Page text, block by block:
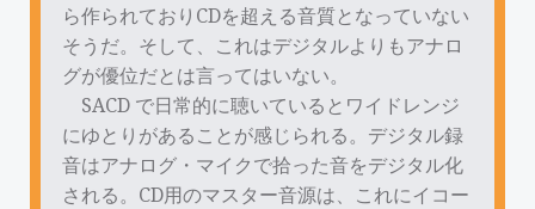
ら作られておりCDを超える音質となっていない
そうだ。そして、これはデジタルよりもアナロ
グが優位だとは言ってはいない。
SACD で日常的に聴いているとワイドレンジ
にゆとりがあることが感じられる。デジタル録
音はアナログ・マイクで拾った音をデジタル化
される。CD用のマスター音源は、これにイコー